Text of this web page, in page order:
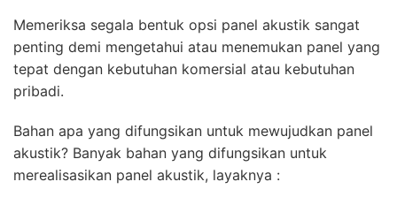
Memeriksa segala bentuk opsi panel akustik sangat
penting demi mengetahui atau menemukan panel yang
tepat dengan kebutuhan komersial atau kebutuhan
pribadi.
Bahan apa yang difungsikan untuk mewujudkan panel
akustik? Banyak bahan yang difungsikan untuk
merealisasikan panel akustik, layaknya :